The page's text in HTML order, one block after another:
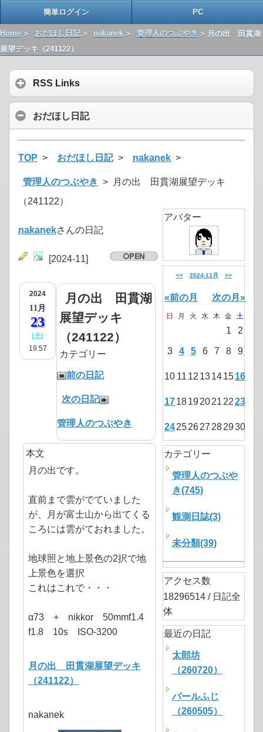
簡単ログイン PC
Home > おだほし日記> nakanek > 管理人のつぶやき > 月の出 田貫湖
展望デッキ（241122）
RSS Links
おだほし日記
TOP > おだほし日記> nakanek >
管理人のつぶやき > 月の出 田貫湖展望デッキ
（241122）
nakanekさんの日記
[2024-11]
2024
11月
23
(土)
19:57
月の出 田貫湖
展望デッキ
（241122）
前の日記
次の日記
カテゴリー
管理人のつぶやき
本文
月の出です。
直前まで雲がでていました
が、月が富士山から出てくる
ころには雲がておれました。
地球照と地上景色の2択で地
上景色を選択
これはこれで・・・
α73 + nikkor 50mmf1.4
f1.8 10s ISO-3200
月の出 田貫湖展望デッキ
（241122）
nakanek
アバター
<< 2024-11月 >>
«前の月 次の月»
日 月 火 水 木 金 土
1 2
3 4 5 6 7 8 9
10 11 12 13141516
1718192021 2223
24252627 282930
カテゴリー
管理人のつぶや
き(745)
観測日誌(3)
未分類(39)
アクセス数
18296514 / 日記全
体
最近の日記
太郎坊
（260720）
パールふじ
（260505）